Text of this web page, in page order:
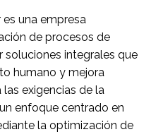
es una empresa
de procesos de
soluciones integrales que
humano y mejora
exigencias de la
enfoque centrado en
la optimización de